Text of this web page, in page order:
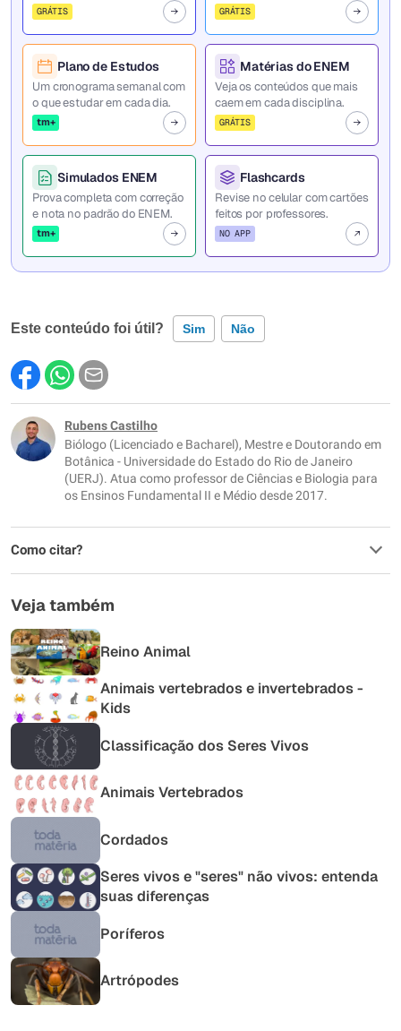
GRÁTIS GRÁTIS
Plano de Estudos
Um cronograma semanal com
o que estudar em cada dia.
tm+
Matérias do ENEM
Veja os conteúdos que mais
caem em cada disciplina.
GRÁTIS
Simulados ENEM
Prova completa com correção
e nota no padrão do ENEM.
tm+
Flashcards
Revise no celular com cartões
feitos por professores.
NO APP
Este conteúdo foi útil? Sim Não
Este conteúdo contém informação incorreta
Este conteúdo não tem a informação que procuro
Outro
Rubens Castilho
Biólogo (Licenciado e Bacharel), Mestre e Doutorando em
Botânica - Universidade do Estado do Rio de Janeiro
(UERJ). Atua como professor de Ciências e Biologia para
os Ensinos Fundamental II e Médio desde 2017.
Como citar?
Veja também
Reino Animal
Animais vertebrados e invertebrados -
Kids
Classificação dos Seres Vivos
Animais Vertebrados
Cordados
Seres vivos e "seres" não vivos: entenda
suas diferenças
Poríferos
Artrópodes